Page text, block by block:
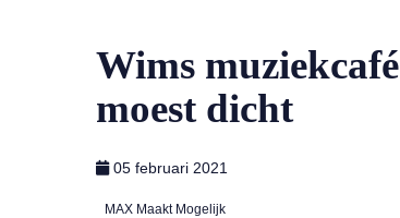
Wims muziekcafé
moest dicht
05 februari 2021
MAX Maakt Mogelijk